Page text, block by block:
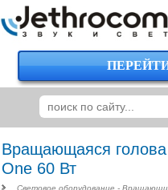
Вращающаяся
One 60 Вт
Световое оборудование -